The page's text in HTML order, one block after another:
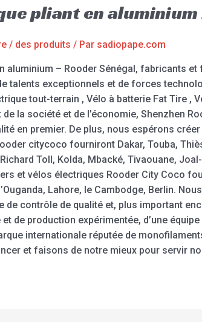
pliant en aluminium
/ des produits / Par sadiopape.com
aluminium – Rooder Sénégal, fabricants
talents exceptionnels et de forces
tout-terrain , Vélo à batterie Fat Tire
la société et de l’économie, Shenzhen
en premier. De plus, nous espérons
citycoco fourniront Dakar, Touba,
Toll, Kolda, Mbacké, Tivaouane,
et vélos électriques Rooder City Coco
l’Ouganda, Lahore, le Cambodge, Berlin.
de contrôle de qualité et, plus important
et de production expérimentée, d’une
internationale réputée de
et faisons de notre mieux pour servir